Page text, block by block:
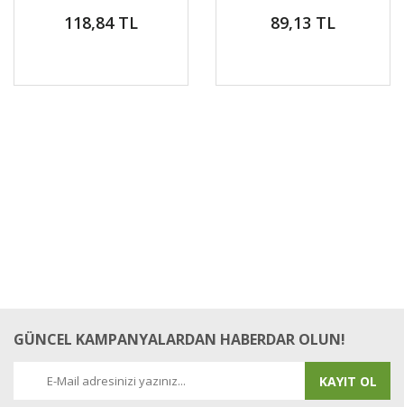
pelargonium odorata
118,84 TL
pelargonium odorata
89,13 TL
GÜNCEL KAMPANYALARDAN HABERDAR OLUN!
KAYIT OL